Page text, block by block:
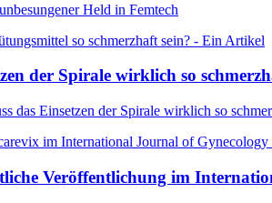
Held in Femtech
der Spirale wirklich so
das Einsetzen der Spirale wirklich so
Veröffentlichung im